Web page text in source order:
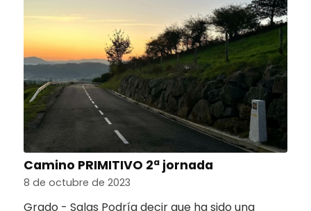
Camino PRIMITIVO 2ª jornada
8 de octubre de 2023
Grado - Salas Podría decir que ha sido una